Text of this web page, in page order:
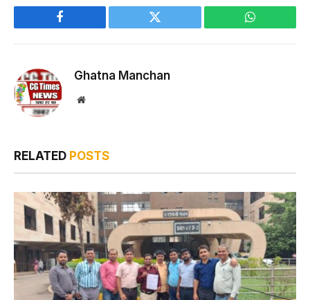
Facebook Twitter WhatsApp
Ghatna Manchan
Website
RELATED POSTS